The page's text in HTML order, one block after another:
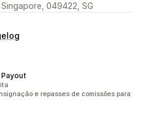
Singapore, 049422, SG
Payout
e repasses de comissões para